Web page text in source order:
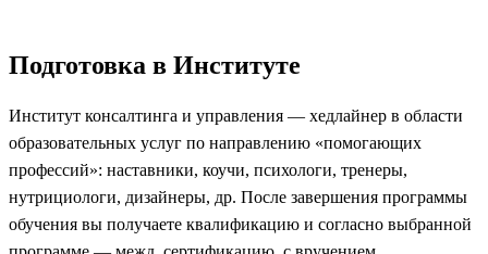
Подготовка в Институте
Институт консалтинга и управления — хедлайнер в области
образовательных услуг по направлению «помогающих
профессий»: наставники, коучи, психологи, тренеры,
нутрициологи, дизайнеры, др. После завершения программы
обучения вы получаете квалификацию и согласно выбранной